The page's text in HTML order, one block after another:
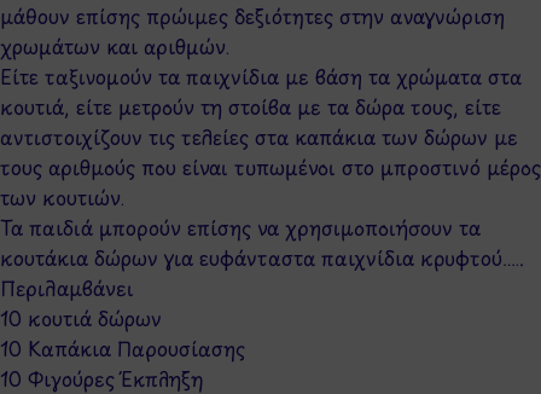
μάθουν επίσης πρώιμες δεξιότητες στην αναγνώριση
χρωμάτων και αριθμών.
Είτε ταξινομούν τα παιχνίδια με βάση τα χρώματα στα
κουτιά, είτε μετρούν τη στοίβα με τα δώρα τους, είτε
αντιστοιχίζουν τις τελείες στα καπάκια των δώρων με
τους αριθμούς που είναι τυπωμένοι στο μπροστινό μέρος
των κουτιών.
Τα παιδιά μπορούν επίσης να χρησιμοποιήσουν τα
κουτάκια δώρων για ευφάνταστα παιχνίδια κρυφτού…..
Περιλαμβάνει
10 κουτιά δώρων
10 Καπάκια Παρουσίασης
10 Φιγούρες Έκπληξη